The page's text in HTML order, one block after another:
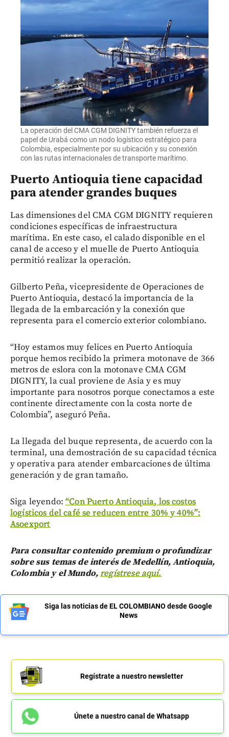
La operación del CMA CGM DIGNITY también refuerza el
papel de Urabá como un nodo logístico estratégico para
Colombia, especialmente por su ubicación y su conexión
con las rutas internacionales de transporte marítimo.
Puerto Antioquia tiene capacidad
para atender grandes buques
Las dimensiones del CMA CGM DIGNITY requieren
condiciones específicas de infraestructura
marítima. En este caso, el calado disponible en el
canal de acceso y el muelle de Puerto Antioquia
permitió realizar la operación.
Gilberto Peña, vicepresidente de Operaciones de
Puerto Antioquia, destacó la importancia de la
llegada de la embarcación y la conexión que
representa para el comercio exterior colombiano.
“Hoy estamos muy felices en Puerto Antioquia
porque hemos recibido la primera motonave de 366
metros de eslora con la motonave CMA CGM
DIGNITY, la cual proviene de Asia y es muy
importante para nosotros porque conectamos a este
continente directamente con la costa norte de
Colombia”, aseguró Peña.
La llegada del buque representa, de acuerdo con la
terminal, una demostración de su capacidad técnica
y operativa para atender embarcaciones de última
generación y de gran tamaño.
Siga leyendo:“Con Puerto Antioquia, los costos
logísticos del café se reducen entre 30% y 40%”:
Asoexport
Para consultar contenido premium o profundizar
sobre sus temas de interés de Medellín, Antioquia,
Colombia y el Mundo,regístrese aquí.
Siga las noticias de EL COLOMBIANO desde Google
News
Regístrate a nuestro newsletter
Únete a nuestro canal de Whatsapp